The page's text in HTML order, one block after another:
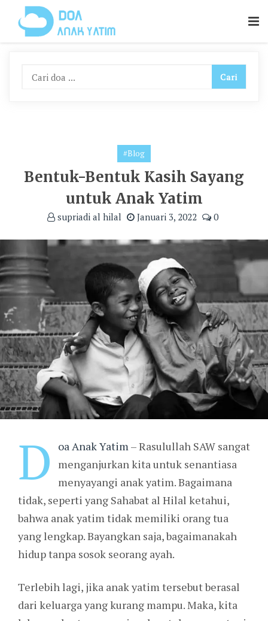
Content
#Blog
Bentuk-Bentuk Kasih Sayang
untuk Anak Yatim
supriadi al hilal Januari 3, 2022 0
D oa Anak Yatim– Rasulullah SAW sangat
menganjurkan kita untuk senantiasa
menyayangi anak yatim. Bagaimana
tidak, seperti yang Sahabat al Hilal ketahui,
bahwa anak yatim tidak memiliki orang tua
yang lengkap. Bayangkan saja, bagaimanakah
hidup tanpa sosok seorang ayah.
Terlebih lagi, jika anak yatim tersebut berasal
dari keluarga yang kurang mampu. Maka, kita